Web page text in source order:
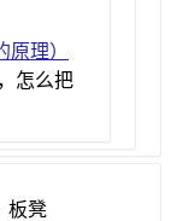
原理）
怎么把
板凳